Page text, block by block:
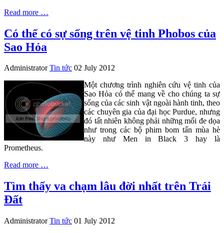
Read more …
Có thể có sự sống trên vệ tinh Phobos của
Sao Hỏa
Administrator Tin tức 02 July 2012
Một chương trình nghiên cứu vệ tinh của
Sao Hỏa có thể mang về cho chúng ta sự
sống của các sinh vật ngoài hành tinh, theo
các chuyên gia của đại học Purdue, nhưng
đó tất nhiên không phải những mối đe dọa
như trong các bộ phim bom tấn mùa hè
này như Men in Black 3 hay là
Prometheus.
Read more …
Tìm thấy va chạm lâu đời nhất trên Trái
Đất
Administrator Tin tức 01 July 2012